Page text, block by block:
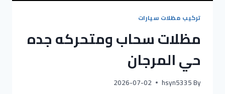
تركيب مظلات سيارات
مظلات سحاب ومتحركه جده
حي المرجان
By
hsyn5335
2026-07-02